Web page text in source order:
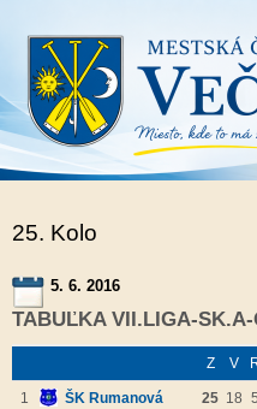
25. Kolo
5. 6. 2016
TABUĽKA VII.LIGA-
Z V
1 ŠK Rumanová 25 18 5